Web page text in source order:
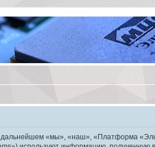
«мы», «наш», «Платформа